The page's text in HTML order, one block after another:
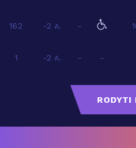
162 -2 A. -
1 -2 A. - -
RODYTI